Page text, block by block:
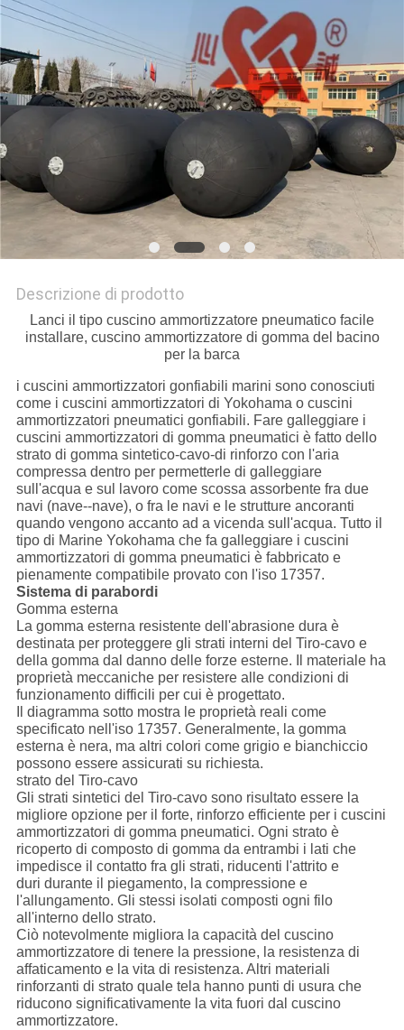
PRIVACY
POLICY
Descrizione di prodotto
Lanci il tipo cuscino ammortizzatore pneumatico facile
installare, cuscino ammortizzatore di gomma del bacino
per la barca
i cuscini ammortizzatori gonfiabili marini sono conosciuti
come i cuscini ammortizzatori di Yokohama o cuscini
ammortizzatori pneumatici gonfiabili. Fare galleggiare i
cuscini ammortizzatori di gomma pneumatici è fatto dello
strato di gomma sintetico-cavo-di rinforzo con l'aria
compressa dentro per permetterle di galleggiare
sull'acqua e sul lavoro come scossa assorbente fra due
navi (nave--nave), o fra le navi e le strutture ancoranti
quando vengono accanto ad a vicenda sull'acqua. Tutto il
tipo di Marine Yokohama che fa galleggiare i cuscini
ammortizzatori di gomma pneumatici è fabbricato e
pienamente compatibile provato con l'iso 17357.
Sistema di parabordi
Gomma esterna
La gomma esterna resistente dell'abrasione dura è
destinata per proteggere gli strati interni del Tiro-cavo e
della gomma dal danno delle forze esterne. Il materiale ha
proprietà meccaniche per resistere alle condizioni di
funzionamento difficili per cui è progettato.
Il diagramma sotto mostra le proprietà reali come
specificato nell'iso 17357. Generalmente, la gomma
esterna è nera, ma altri colori come grigio e bianchiccio
possono essere assicurati su richiesta.
strato del Tiro-cavo
Gli strati sintetici del Tiro-cavo sono risultato essere la
migliore opzione per il forte, rinforzo efficiente per i cuscini
ammortizzatori di gomma pneumatici. Ogni strato è
ricoperto di composto di gomma da entrambi i lati che
impedisce il contatto fra gli strati, riducenti l'attrito e
duri durante il piegamento, la compressione e
l'allungamento. Gli stessi isolati composti ogni filo
all'interno dello strato.
Ciò notevolmente migliora la capacità del cuscino
ammortizzatore di tenere la pressione, la resistenza di
affaticamento e la vita di resistenza. Altri materiali
rinforzanti di strato quale tela hanno punti di usura che
riducono significativamente la vita fuori dal cuscino
ammortizzatore.